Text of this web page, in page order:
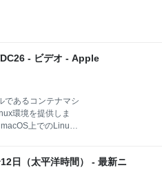
- ビデオ - Apple
であるコンテナマシ
環境を提供しま
上でのLinux
1:19 -
日（太平洋時間） - 最新ニ